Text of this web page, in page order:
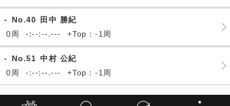
- No.40
田中 勝紀
0周
-:--:--.--- +Top : -1周
- No.51 中村 公紀
0周
-:--:--.--- +Top : -1周